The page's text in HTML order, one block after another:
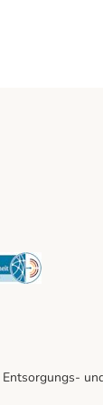
Security
Entsorgungs-